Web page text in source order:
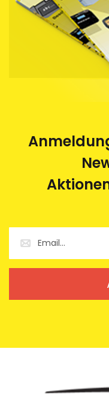
Behindertenwerk
Wiederverwertung
umweltfreundliche